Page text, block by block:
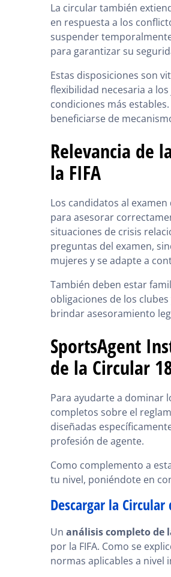
La circular también
en respuesta a los
suspender
para garantizar su
Estas disposiciones son
flexibilidad necesaria a
condiciones más
beneficiarse de
Relevancia de
la FIFA
Los candidatos al
para asesorar
situaciones de crisis
preguntas del examen,
mujeres y se adapte a
También deben estar
obligaciones de los
brindar asesoramiento
SportsAgent
de la Circular
Para ayudarte a dominar
completos sobre el
diseñadas
profesión de agente.
Como complemento a
tu nivel, poniéndote en
Descargar la Circular
Un análisis completo de
por la FIFA. Como se
normas aplicables a nivel